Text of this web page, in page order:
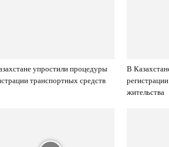
упростили процедуры
транспортных средств
В
жительства